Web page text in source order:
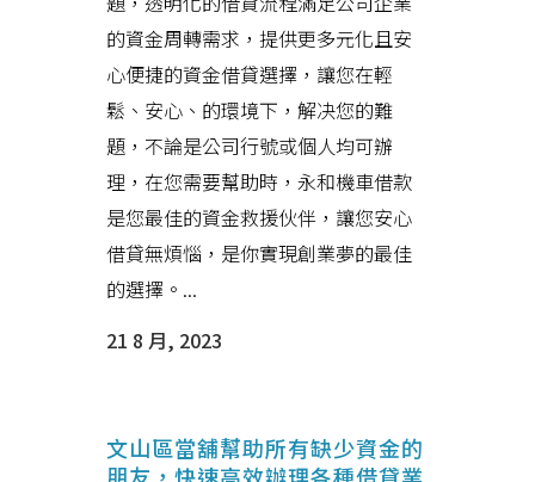
的資金周轉需求，提供更多元化且安
心便捷的資金借貸選擇，讓您在輕
鬆、安心、的環境下，解决您的難
題，不論是公司行號或個人均可辦
理，在您需要幫助時，永和機車借款
是您最佳的資金救援伙伴，讓您安心
借貸無煩惱，是你實現創業夢的最佳
的選擇。...
21 8 月, 2023
文山區當舖幫助所有缺少資金的